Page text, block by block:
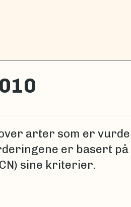
arter som er
er basert på
sine kriterier.